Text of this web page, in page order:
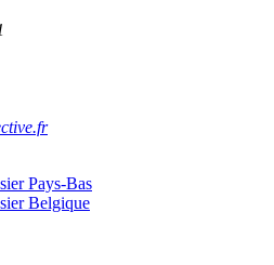
Pays-Bas
Belgique